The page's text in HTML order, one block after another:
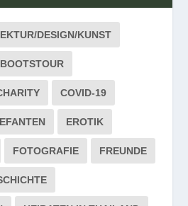
DESIGN/KUNST
BOOTSTOUR
COVID-19
EROTIK
FOTOGRAFIE FREUNDE